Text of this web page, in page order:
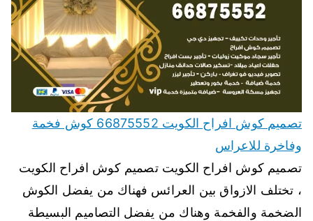
تصميم كوش افراح الكويت 66875552 كوش فخمة
وفاخرة للاعراس
تصميم كوش افراح الكويت تصميم كوش افراح الكويت
، تختلف الازواق بين العرائس فهناك من يفضل الكوش
الضخمة والفخمة وهناك من يفضل التصاميم البسيطة